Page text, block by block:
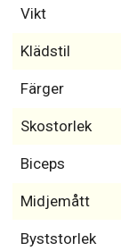
Vikt
Klädstil
Färger
Skostorlek
Biceps
Midjemått
Byststorlek